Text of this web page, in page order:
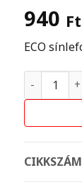
940 Ft
ECO